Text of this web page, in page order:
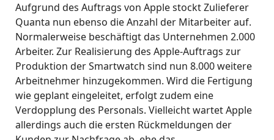
Aufgrund des Auftrags von Apple stockt Zulieferer
Quanta nun ebenso die Anzahl der Mitarbeiter auf.
Normalerweise beschäftigt das Unternehmen 2.000
Arbeiter. Zur Realisierung des Apple-Auftrags zur
Produktion der Smartwatch sind nun 8.000 weitere
Arbeitnehmer hinzugekommen. Wird die Fertigung
wie geplant eingeleitet, erfolgt zudem eine
Verdopplung des Personals. Vielleicht wartet Apple
allerdings auch die ersten Rückmeldungen der